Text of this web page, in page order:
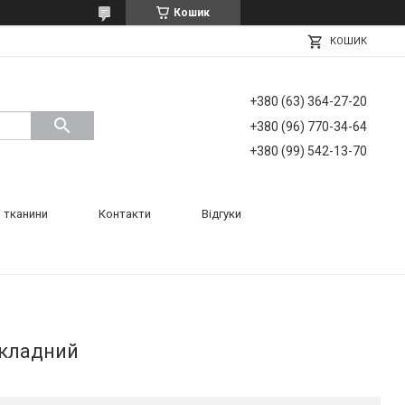
Кошик
КОШИК
+380 (63) 364-27-20
+380 (96) 770-34-64
+380 (99) 542-13-70
Контакти Відгуки